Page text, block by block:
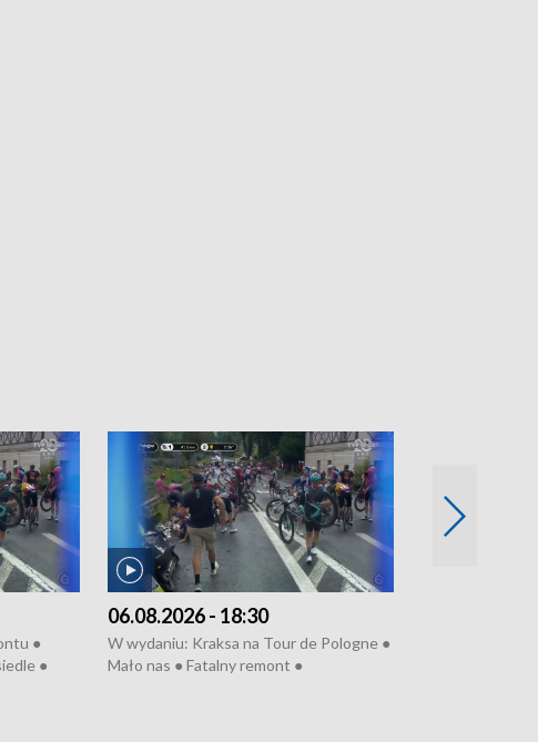
●
●
06.08.2026 - 18:30
W wydaniu: Kraksa na Tour de Pologne ●
Mało nas ● Fatalny remont ●